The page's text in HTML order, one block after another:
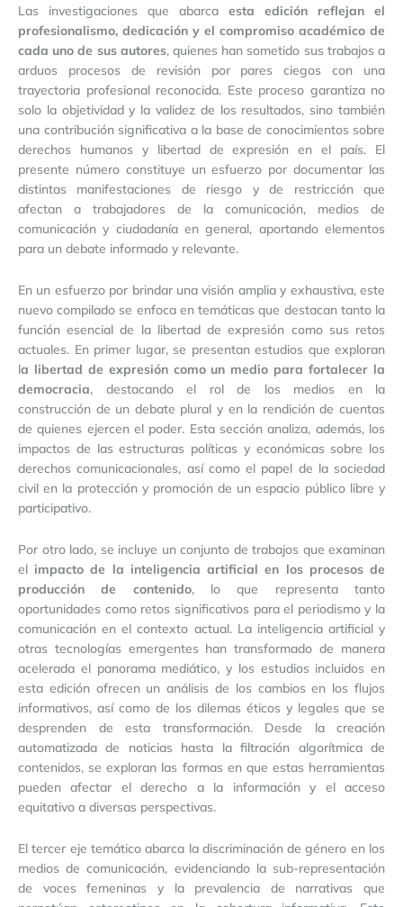
Las investigaciones que abarca esta edición reflejan el
profesionalismo, dedicación y el compromiso académico de
cada uno de sus autores, quienes han sometido sus trabajos a
arduos procesos de revisión por pares ciegos con una
trayectoria profesional reconocida. Este proceso garantiza no
solo la objetividad y la validez de los resultados, sino también
una contribución significativa a la base de conocimientos sobre
derechos humanos y libertad de expresión en el país. El
presente número constituye un esfuerzo por documentar las
distintas manifestaciones de riesgo y de restricción que
afectan a trabajadores de la comunicación, medios de
comunicación y ciudadanía en general, aportando elementos
para un debate informado y relevante.
En un esfuerzo por brindar una visión amplia y exhaustiva, este
nuevo compilado se enfoca en temáticas que destacan tanto la
función esencial de la libertad de expresión como sus retos
actuales. En primer lugar, se presentan estudios que exploran
la libertad de expresión como un medio para fortalecer la
democracia, destacando el rol de los medios en la
construcción de un debate plural y en la rendición de cuentas
de quienes ejercen el poder. Esta sección analiza, además, los
impactos de las estructuras políticas y económicas sobre los
derechos comunicacionales, así como el papel de la sociedad
civil en la protección y promoción de un espacio público libre y
participativo.
Por otro lado, se incluye un conjunto de trabajos que examinan
el impacto de la inteligencia artificial en los procesos de
producción de contenido, lo que representa tanto
oportunidades como retos significativos para el periodismo y la
comunicación en el contexto actual. La inteligencia artificial y
otras tecnologías emergentes han transformado de manera
acelerada el panorama mediático, y los estudios incluidos en
esta edición ofrecen un análisis de los cambios en los flujos
informativos, así como de los dilemas éticos y legales que se
desprenden de esta transformación. Desde la creación
automatizada de noticias hasta la filtración algorítmica de
contenidos, se exploran las formas en que estas herramientas
pueden afectar el derecho a la información y el acceso
equitativo a diversas perspectivas.
El tercer eje temático abarca la discriminación de género en los
medios de comunicación, evidenciando la sub-representación
de voces femeninas y la prevalencia de narrativas que